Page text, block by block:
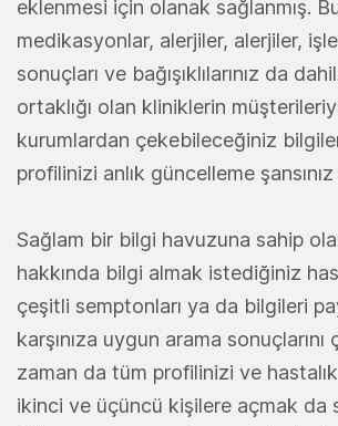
eklenmesi için olanak sağlanmış.
medikasyonlar, alerjiler, alerjiler,
sonuçları ve bağışıklılarınız da
ortaklığı olan kliniklerin
kurumlardan çekebileceğiniz
profilinizi anlık güncelleme
Sağlam bir bilgi havuzuna sahip
hakkında bilgi almak istediğiniz
çeşitli semptonları ya da bilgileri
karşınıza uygun arama sonuçlarını
zaman da tüm profilinizi ve
ikinci ve üçüncü kişilere açmak da